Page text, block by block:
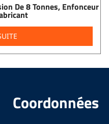
De 8 Tonnes, Enfonceur
Coordonnées